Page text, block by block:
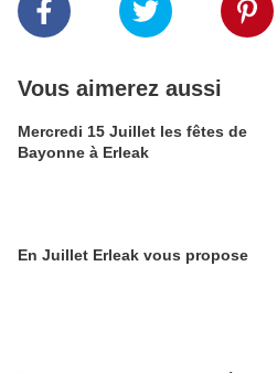
Vous aimerez aussi
Mercredi 15 Juillet les fêtes de
Bayonne à Erleak
En Juillet Erleak vous propose